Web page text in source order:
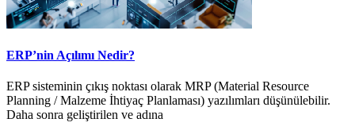
ERP’nin Açılımı Nedir?
ERP sisteminin çıkış noktası olarak MRP (Material Resource
Planning / Malzeme İhtiyaç Planlaması) yazılımları düşünülebilir.
Daha sonra geliştirilen ve adına